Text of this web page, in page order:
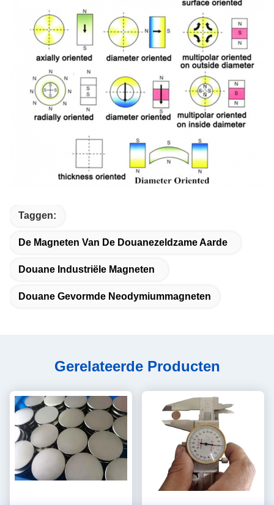
Taggen:
De Magneten Van De Douanezeldzame Aarde
Douane Industriële Magneten
Douane Gevormde Neodymiummagneten
Gerelateerde Producten